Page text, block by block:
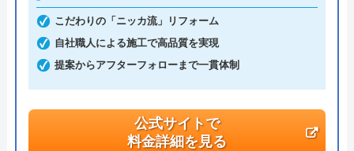
代表者 丸山英利
創業・設立 平成21年5月1日設立
本社所在地
〒556-0014
大阪府大阪市浪速区大国2丁目1番6号
こだわりの「ニッカ流」リフォーム
自社職人による施工で高品質を実現
提案からアフターフォローまで一貫体制
公式サイトで
料金詳細を見る